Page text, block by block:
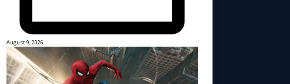
August 9, 2026